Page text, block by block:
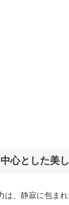
心とした美
は、静寂に包ま